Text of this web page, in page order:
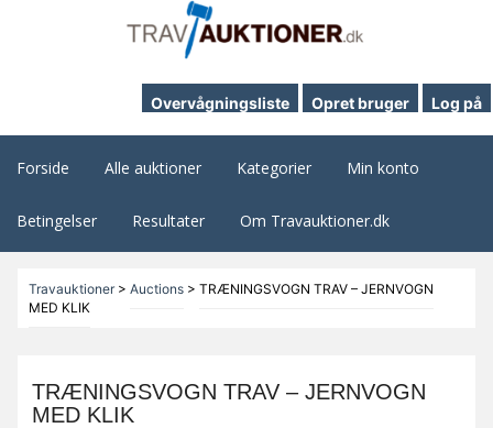
Overvågningsliste Opret bruger Log på
Forside Alle auktioner Kategorier Min konto
Betingelser Resultater Om Travauktioner.dk
Travauktioner> Auctions> TRÆNINGSVOGN TRAV – JERNVOGN
MED KLIK
TRÆNINGSVOGN TRAV – JERNVOGN
MED KLIK